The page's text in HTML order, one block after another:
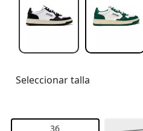
Seleccionar talla
36